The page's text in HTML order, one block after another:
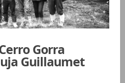
Gorra
Guillaumet